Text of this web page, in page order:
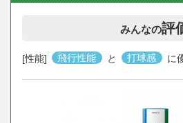
みんなの評
[性能] 飛行性能 と 打球感 に